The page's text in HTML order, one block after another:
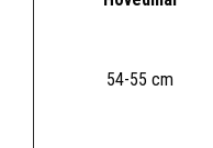
54-55 cm